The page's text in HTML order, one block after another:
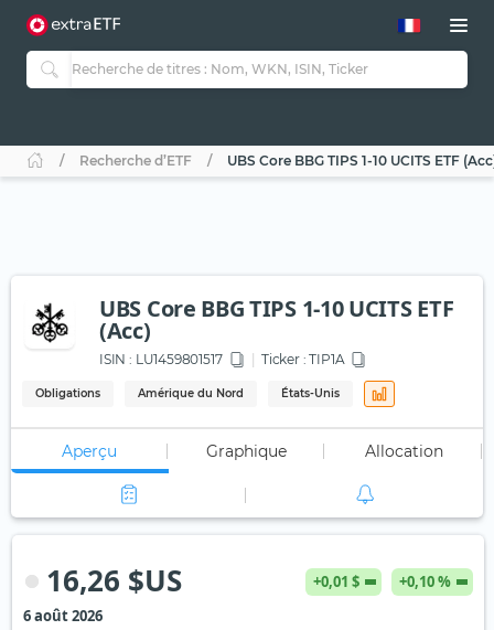
Recherche d’ETF UBS Core BBG TIPS 1-10 UCITS ETF
UBS Core BBG TIPS 1-10 UCITS ETF
(Acc)
ISIN : LU1459801517 Ticker : TIP1A
Obligations Amérique du Nord États-Unis
Aperçu Graphique Allocation
16,26 $US +0,01 $
+0,10 %
6 août 2026